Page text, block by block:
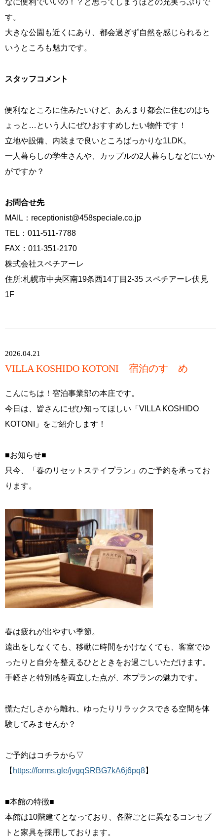
なに便利でいいの！？と思ってしまうほどの充実っぷりで
す。
大きな公園も近くにあり、都会過ぎず自然を感じられると
いうところも魅力です。
スタッフコメント
便利なところに住みたいけど、あんまり都会に住むのはち
ょっと…という人にぜひおすすめしたい物件です！
立地や設備、内装まで良いところばっかりな1LDK。
一人暮らしの学生さんや、カップルの2人暮らしなどにいか
がですか？
お問合せ先
MAIL： receptionist@458speciale.co.jp
TEL：011-511-7788
FAX：011-351-2170
株式会社スペチアーレ
住所:札幌市中央区南19条西14丁目2-35 スペチアーレ伏見
1F
2026.04.21
VILLA KOSHIDO KOTONI 宿泊のすゝめ
こんにちは！宿泊事業部の本庄です。
今日は、皆さんにぜひ知ってほしい「VILLA KOSHIDO
KOTONI」をご紹介します！
■お知らせ■
只今、「春のリセットステイプラン」のご予約を承ってお
ります。
春は疲れが出やすい季節。
遠出をしなくても、移動に時間をかけなくても、客室でゆ
ったりと自分を整えるひとときをお過ごしいただけます。
手軽さと特別感を両立した点が、本プランの魅力です。
慌ただしさから離れ、ゆったりリラックスできる空間を体
験してみませんか？
ご予約はコチラから▽
【 https://forms.gle/jvgqSRBG7kA6j6pq8】
■本館の特徴■
本館は10階建てとなっており、各階ごとに異なるコンセプ
トと家具を採用しております。